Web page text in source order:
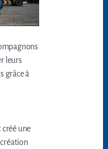
leurs
grâce à
créé une